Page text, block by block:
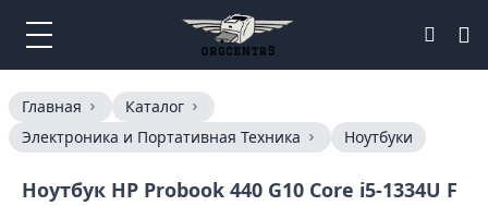
Главная
Каталог
Электроника и Портативная Техника
Ноутбуки
Ноутбук HP Probook 440 G10 Core i5-1334U F